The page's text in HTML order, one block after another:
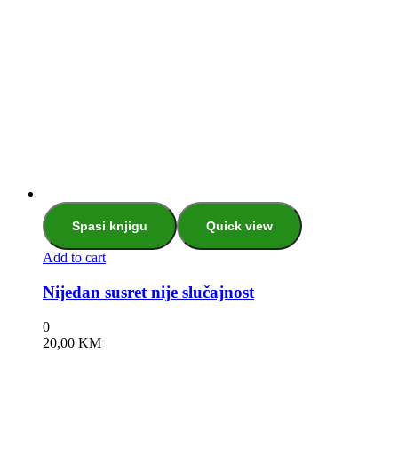
Spasi knjigu Quick view
Add to cart
Nijedan susret nije slučajnost
0
20,00 KM